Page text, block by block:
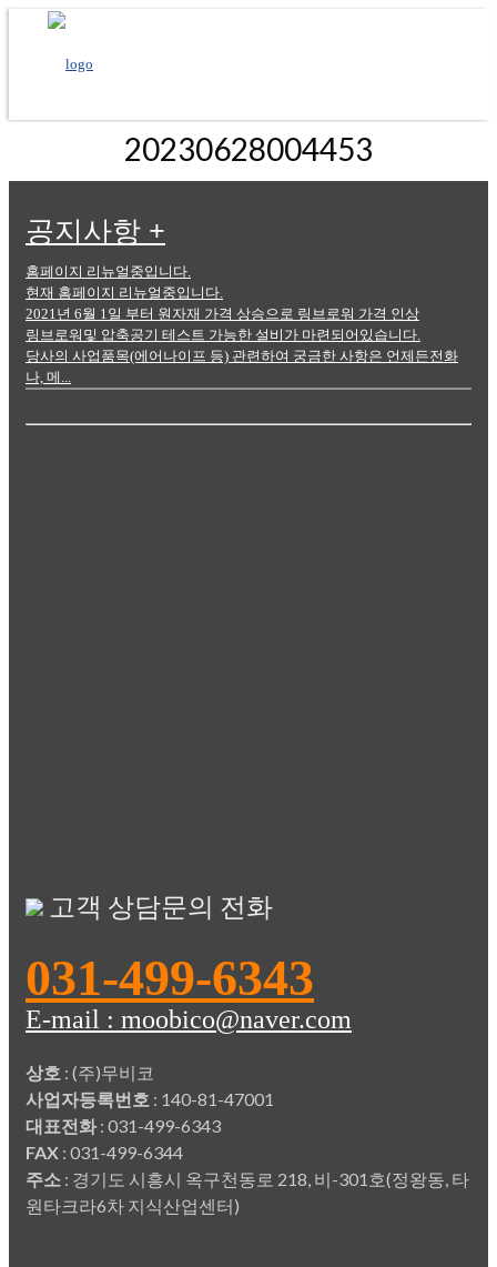
20230628004453
공지사항 +
홈페이지 리뉴얼중입니다.
현재 홈페이지 리뉴얼중입니다.
2021년 6월 1일 부터 원자재 가격 상승으로 링브로워 가격 인상
링브로워및 압축공기 테스트 가능한 설비가 마련되어있습니다.
당사의 사업품목(에어나이프 등) 관련하여 궁금한 사항은 언제든전화
나, 메...
고객 상담문의 전화
031-499-6343
E-mail : moobico@naver.com
상호 : (주)무비코
사업자등록번호 : 140-81-47001
대표전화: 031-499-6343
FAX : 031-499-6344
주소 : 경기도 시흥시 옥구천동로 218, 비-301호(정왕동, 타
원타크라6차 지식산업센터)